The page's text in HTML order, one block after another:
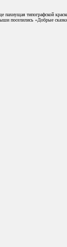
типографской
«Добрые